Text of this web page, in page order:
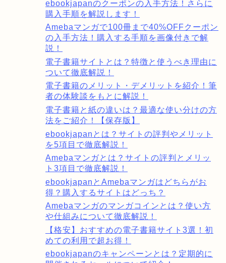
ebookjapanのクーポンの入手方法！さらに
購入手順を解説します！
Amebaマンガで100冊まで40%OFFクーポン
の入手方法！購入する手順を画像付きで解
説！
電子書籍サイトとは？特徴と使うべき理由に
ついて徹底解説！
電子書籍のメリット・デメリットを紹介！筆
者の体験談をもとに解説！
電子書籍と紙の違いは？最適な使い分けの方
法をご紹介！【保存版】
ebookjapanとは？サイトの評判やメリット
を5項目で徹底解説！
Amebaマンガとは？サイトの評判とメリッ
ト3項目で徹底解説！
ebookjapanとAmebaマンガはどちらがお
得？購入するサイトはどっち？
Amebaマンガのマンガコインとは？使い方
や仕組みについて徹底解説！
【格安】おすすめの電子書籍サイト3選！初
めての利用で超お得！
ebookjapanのキャンペーンとは？定期的に